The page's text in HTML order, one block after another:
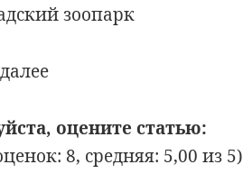
Белград.
4.
Зоопарк
оцените статью:
8, средняя: 5,00 из 5)